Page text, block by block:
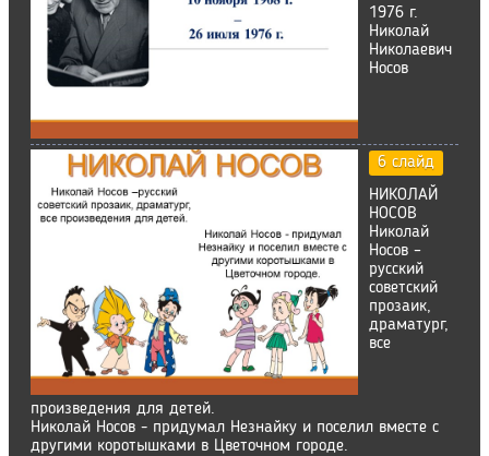
1976 г.
Николай
Николаевич
Носов
6 слайд
НИКОЛАЙ
НОСОВ
Николай
Носов –
русский
советский
прозаик,
драматург,
все
произведения для детей.
Николай Носов - придумал Незнайку и поселил вместе с
другими коротышками в Цветочном городе.